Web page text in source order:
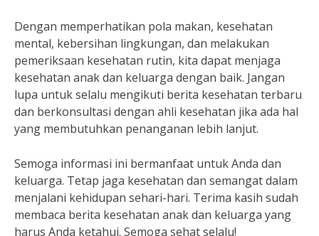
Dengan memperhatikan pola makan, kesehatan
mental, kebersihan lingkungan, dan melakukan
pemeriksaan kesehatan rutin, kita dapat menjaga
kesehatan anak dan keluarga dengan baik. Jangan
lupa untuk selalu mengikuti berita kesehatan terbaru
dan berkonsultasi dengan ahli kesehatan jika ada hal
yang membutuhkan penanganan lebih lanjut.
Semoga informasi ini bermanfaat untuk Anda dan
keluarga. Tetap jaga kesehatan dan semangat dalam
menjalani kehidupan sehari-hari. Terima kasih sudah
membaca berita kesehatan anak dan keluarga yang
harus Anda ketahui. Semoga sehat selalu!